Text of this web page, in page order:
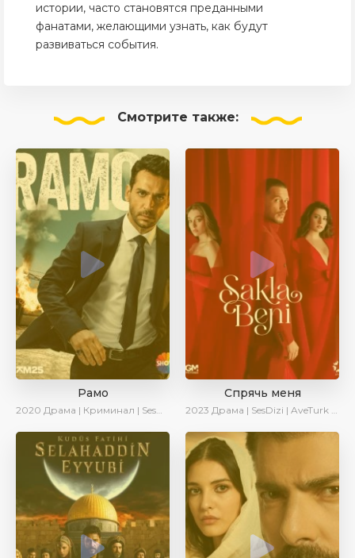
истории, часто становятся преданными
фанатами, желающими узнать, как будут
развиваться события.
Смотрите также:
Рамо
2020 Драма | Криминал | SesDizi | Ирина Котова
Спрячь меня
2023 Драма | SesDizi | AveTurk | AlisaDirilis | Сериалы 2023